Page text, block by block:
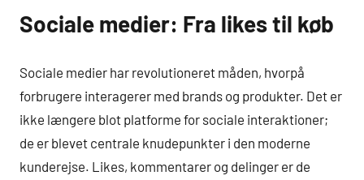
Sociale medier: Fra likes til køb
Sociale medier har revolutioneret måden, hvorpå
forbrugere interagerer med brands og produkter. Det er
ikke længere blot platforme for sociale interaktioner;
de er blevet centrale knudepunkter i den moderne
kunderejse. Likes, kommentarer og delinger er de